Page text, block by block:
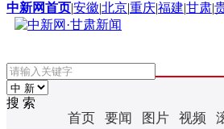
中新网首页|安徽|北京|重庆|福建|甘肃|
搜 索
首页 要闻 图片 视频